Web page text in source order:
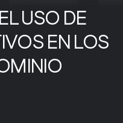
USO DE
EN LOS